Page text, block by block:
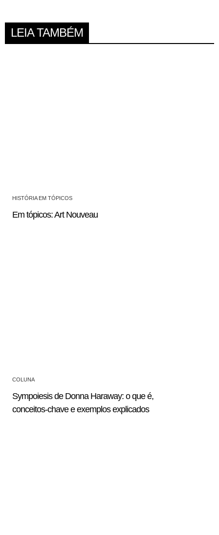
LEIA TAMBÉM
HISTÓRIA EM TÓPICOS
Em tópicos: Art Nouveau
COLUNA
Sympoiesis de Donna Haraway: o que é,
conceitos-chave e exemplos explicados